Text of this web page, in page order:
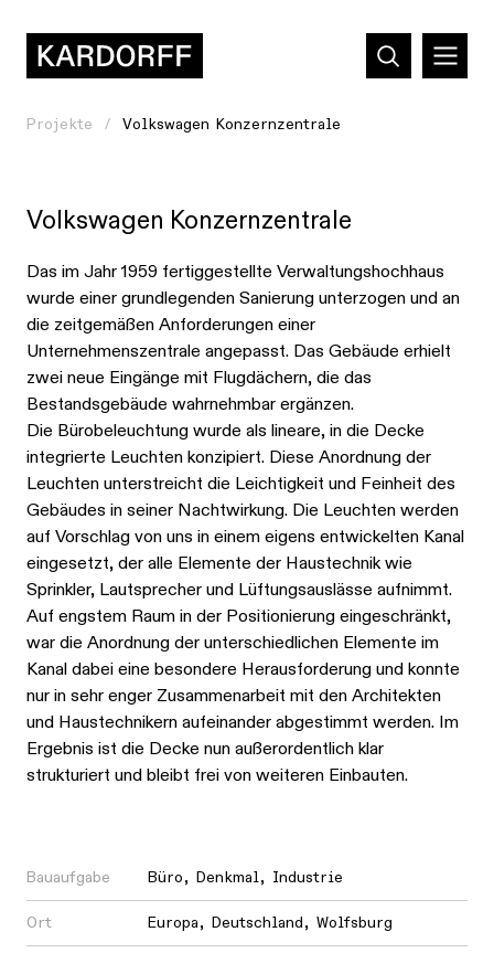
Projekte Volkswagen Konzernzentrale
Volkswagen Konzernzentrale
Das im Jahr 1959 fertiggestellte Verwaltungshochhaus
wurde einer grundlegenden Sanierung unterzogen und an
die zeitgemäßen Anforderungen einer
Unternehmenszentrale angepasst. Das Gebäude erhielt
zwei neue Eingänge mit Flugdächern, die das
Bestandsgebäude wahrnehmbar ergänzen.
Die Bürobeleuchtung wurde als lineare, in die Decke
integrierte Leuchten konzipiert. Diese Anordnung der
Leuchten unterstreicht die Leichtigkeit und Feinheit des
Gebäudes in seiner Nachtwirkung. Die Leuchten werden
auf Vorschlag von uns in einem eigens entwickelten Kanal
eingesetzt, der alle Elemente der Haustechnik wie
Sprinkler, Lautsprecher und Lüftungsauslässe aufnimmt.
Auf engstem Raum in der Positionierung eingeschränkt,
war die Anordnung der unterschiedlichen Elemente im
Kanal dabei eine besondere Herausforderung und konnte
nur in sehr enger Zusammenarbeit mit den Architekten
und Haustechnikern aufeinander abgestimmt werden. Im
Ergebnis ist die Decke nun außerordentlich klar
strukturiert und bleibt frei von weiteren Einbauten.
Bauaufgabe Büro, Denkmal, Industrie
Ort Europa, Deutschland, Wolfsburg